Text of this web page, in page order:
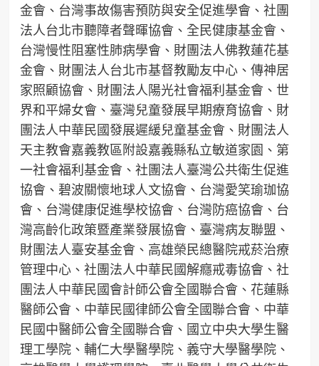
金會、台灣事故傷害預防與安全促進學會、社團
法人台北市聽障者聲暉協會、全民健康基金會、
台灣慢性阻塞性肺病學會、財團法人佛教蓮花基
金會、財團法人台北市基督教勵友中心、傳神居
家照顧協會、財團法人陽光社會福利基金會、世
界和平婦女會、臺灣兒童發展早期療育協會、財
團法人中華民國發展遲緩兒童基金會、財團法人
天主教會嘉義教區附設嘉義縣私立敏道家園、第
一社會福利基金會、社團法人臺灣公共衛生促進
協會、碧波關懷地球人文協會、台灣愛笑瑜珈協
會、台灣健康促進學校協會、台灣防癌協會、台
灣高齡化政策暨產業發展協會、臺灣病友聯盟、
財團法人臺安基金會、高雄榮民總醫院戒菸治療
管理中心、社團法人中華民國解癮戒毒協會、社
團法人中華民國會計師公會全國聯合會、花蓮縣
醫師公會、中華民國律師公會全國聯合會、中華
民國中醫師公會全國聯合會、國立中央大學生醫
理工學院、輔仁大學醫學院、義守大學醫學院、